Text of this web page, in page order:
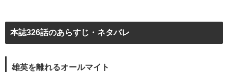
本誌326話のあらすじ・ネタバレ
雄英を離れるオールマイト